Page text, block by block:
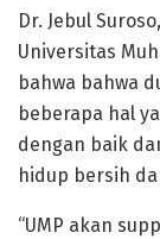
Dr. Jebul
Universitas
bahwa bahwa
beberapa hal
dengan baik
hidup bersih
“UMP akan